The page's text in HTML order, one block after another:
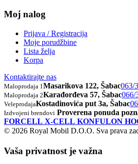
Moj nalog
Prijava / Registracija
Moje porudžbine
Lista želja
Korpa
Kontaktirajte nas
Maloprodaja 1Masarikova 122, Šabac063/
Maloprodaja 2Karađorđeva 57, Šabac066/
VeleprodajaKostadinovića put 3a, Šabac
Izdvojeni brendovi Proverena ponuda
FORCELL X-CELL KONFULON
© 2026 Royal Mobil D.O.O. Sva prava
Vaša privatnost je važna